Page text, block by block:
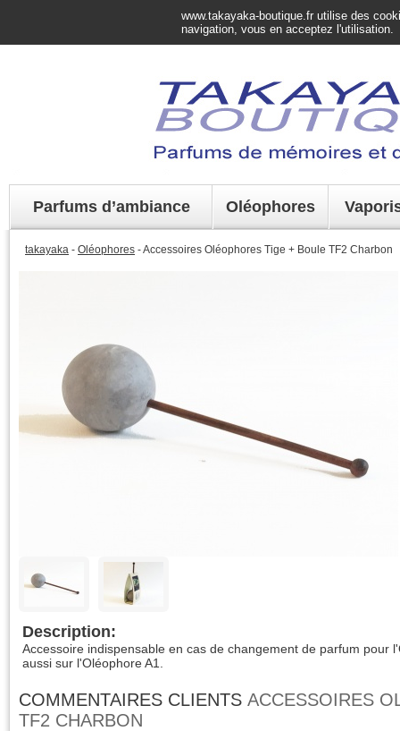
www.takayaka-boutique.fr utilise des
navigation, vous en acceptez l'utilisation.
Parfums d’ambiance Oléophores
takayaka - Oléophores - Accessoires Oléophores Tige + Boule TF2 Charbon
Description:
Accessoire indispensable en cas de changement de parfum pour
aussi sur l'Oléophore A1.
COMMENTAIRES CLIENTS ACCESSOIRES
TF2 CHARBON